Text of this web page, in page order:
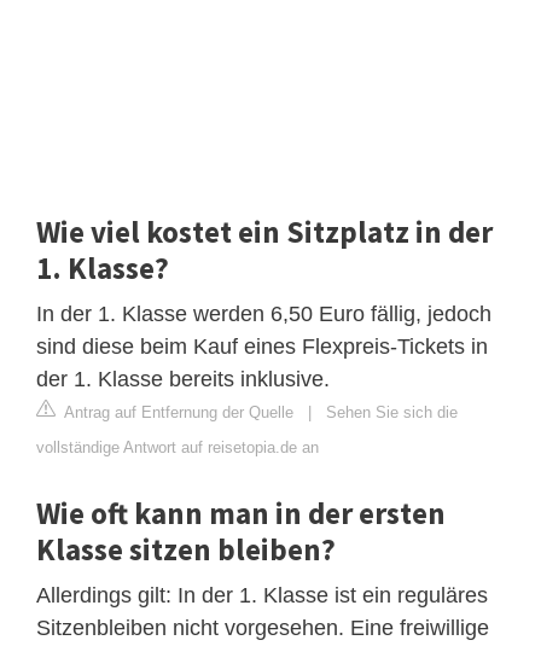
Wie viel kostet ein Sitzplatz in der
1. Klasse?
In der 1. Klasse werden 6,50 Euro fällig, jedoch
sind diese beim Kauf eines Flexpreis-Tickets in
der 1. Klasse bereits inklusive.
Antrag auf Entfernung der Quelle | Sehen Sie sich die
vollständige Antwort auf reisetopia.de an
Wie oft kann man in der ersten
Klasse sitzen bleiben?
Allerdings gilt: In der 1. Klasse ist ein reguläres
Sitzenbleiben nicht vorgesehen. Eine freiwillige